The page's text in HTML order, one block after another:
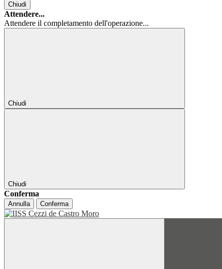
Chiudi
Attendere...
Attendere il completamento dell'operazione...
Chiudi
Chiudi
Conferma
Annulla Conferma